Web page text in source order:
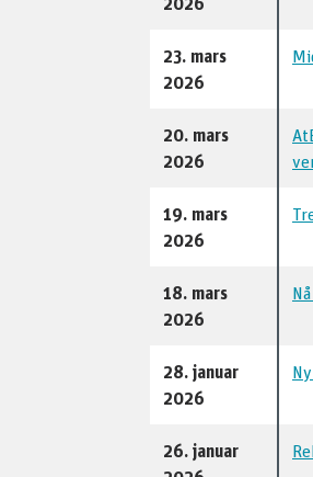
23. mars
2026
20. mars
2026
19. mars
2026
18. mars
2026
28. januar
2026
26. januar